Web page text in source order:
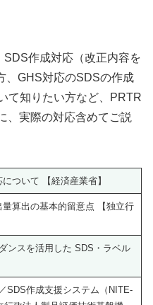
作成対応（改正内容を
、GHS対応のSDSの作成
て知りたい方など、PRTR
、実際の対応含めてご説
ついて 【経済産業省】
算出の基本的留意点 【独立行
ンスを活用した SDS・ラベル
SDS作成支援システム（NITE-